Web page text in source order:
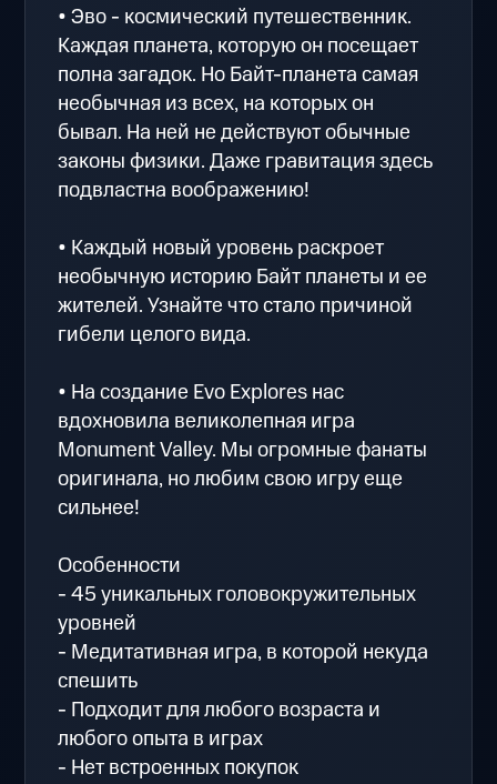
• Эво - космический путешественник.
Каждая планета, которую он посещает
полна загадок. Но Байт-планета самая
необычная из всех, на которых он
бывал. На ней не действуют обычные
законы физики. Даже гравитация здесь
подвластна воображению!
• Каждый новый уровень раскроет
необычную историю Байт планеты и ее
жителей. Узнайте что стало причиной
гибели целого вида.
• На создание Evo Explores нас
вдохновила великолепная игра
Monument Valley. Мы огромные фанаты
оригинала, но любим свою игру еще
сильнее!
Особенности
- 45 уникальных головокружительных
уровней
- Медитативная игра, в которой некуда
спешить
- Подходит для любого возраста и
любого опыта в играх
- Нет встроенных покупок